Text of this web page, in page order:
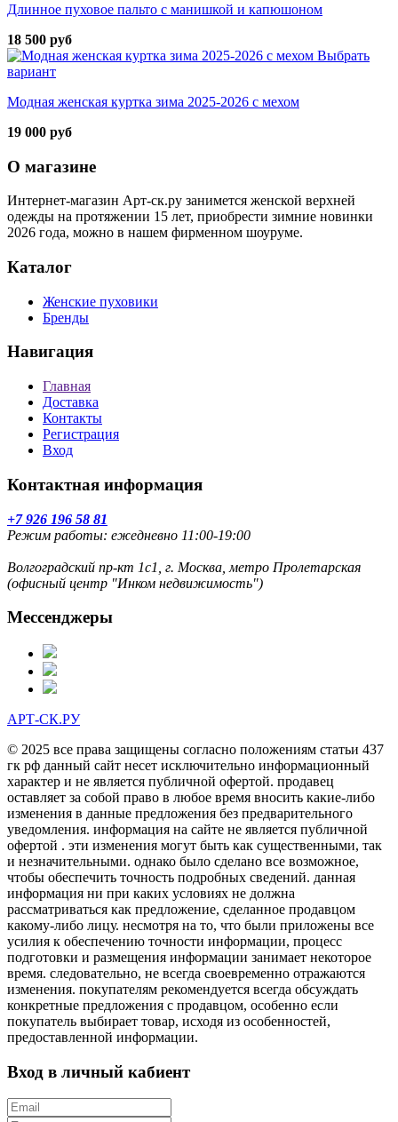
Длинное пуховое пальто с манишкой и капюшоном
18 500 руб
Выбрать
вариант
Модная женская куртка зима 2025-2026 с мехом
19 000 руб
О магазине
Интернет-магазин Арт-ск.ру занимется женской верхней
одежды на протяжении 15 лет, приобрести зимние новинки
2026 года, можно в нашем фирменном шоуруме.
Каталог
Женские пуховики
Бренды
Навигация
Главная
Доставка
Контакты
Регистрация
Вход
Контактная информация
+7 926 196 58 81
Режим работы: ежедневно 11:00-19:00
Волгоградский пр-кт 1с1, г. Москва, метро Пролетарская
(офисный центр "Инком недвижимость")
Мессенджеры
АРТ-СК.РУ
© 2025 все права защищены согласно положениям статьи 437
гк рф данный сайт несет исключительно информационный
характер и не является публичной офертой. продавец
оставляет за собой право в любое время вносить какие-либо
изменения в данные предложения без предварительного
уведомления. информация на сайте не является публичной
офертой . эти изменения могут быть как существенными, так
и незначительными. однако было сделано все возможное,
чтобы обеспечить точность подробных сведений. данная
информация ни при каких условиях не должна
рассматриваться как предложение, сделанное продавцом
какому-либо лицу. несмотря на то, что были приложены все
усилия к обеспечению точности информации, процесс
подготовки и размещения информации занимает некоторое
время. следовательно, не всегда своевременно отражаются
изменения. покупателям рекомендуется всегда обсуждать
конкретные предложения с продавцом, особенно если
покупатель выбирает товар, исходя из особенностей,
предоставленной информации.
Вход в личный кабиент